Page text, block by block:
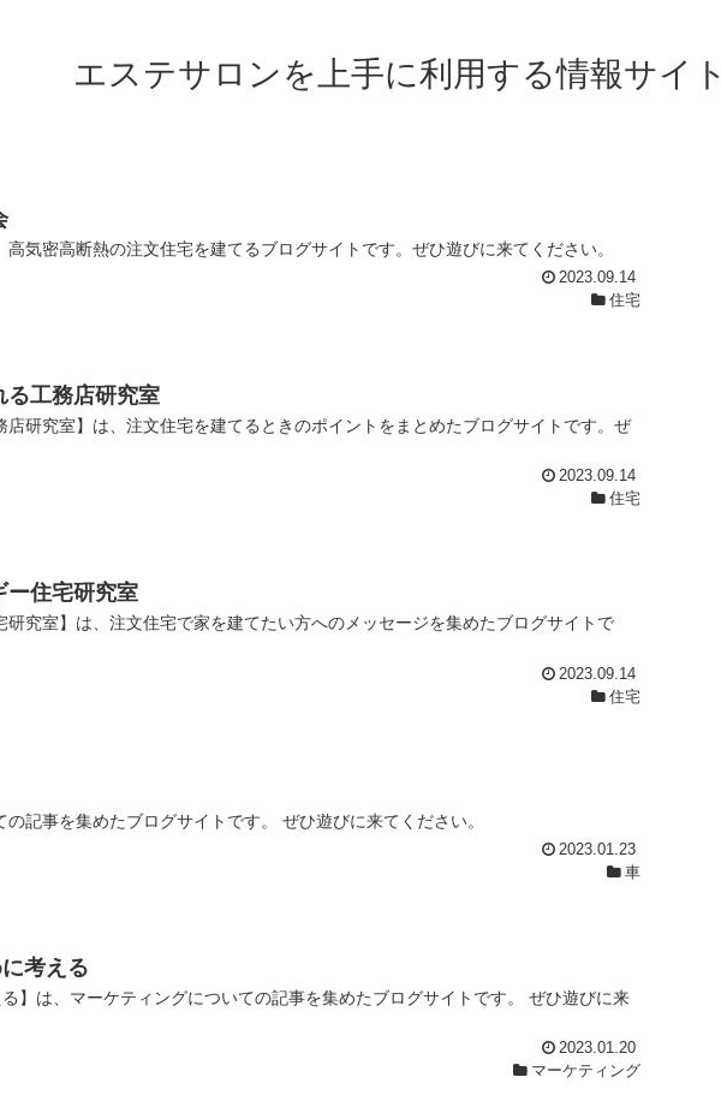
エステサロンを上手に利用する情報サイト
高気密高断熱の注文住宅を建てるブログサイトです。ぜひ遊びに来てください。
2023.09.14
住宅
る工務店研究室
店研究室】は、注文住宅を建てるときのポイントをまとめたブログサイトです。ぜ
2023.09.14
住宅
ー住宅研究室
研究室】は、注文住宅で家を建てたい方へのメッセージを集めたブログサイトで
2023.09.14
住宅
の記事を集めたブログサイトです。 ぜひ遊びに来てください。
2023.01.23
車
考える
】は、マーケティングについての記事を集めたブログサイトです。 ぜひ遊びに来
2023.01.20
マーケティング